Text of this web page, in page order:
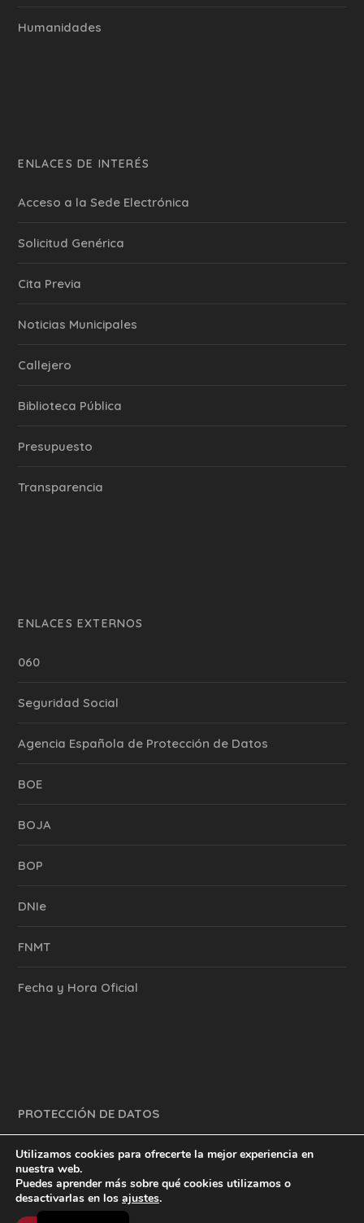
Humanidades
ENLACES DE INTERÉS
Acceso a la Sede Electrónica
Solicitud Genérica
Cita Previa
‎Noticias Municipales
Callejero
Biblioteca Pública
Presupuesto
Transparencia
ENLACES EXTERNOS
060
Seguridad Social
Agencia Española de Protección de Datos
BOE
BOJA
BOP
DNIe
FNMT
Fecha y Hora Oficial
PROTECCIÓN DE DATOS
inventtatte es Marketing Online Sevilla
Utilizamos cookies para ofrecerte la mejor experiencia en
nuestra web.
Puedes aprender más sobre qué cookies utilizamos o
desactivarlas en los ajustes.
English